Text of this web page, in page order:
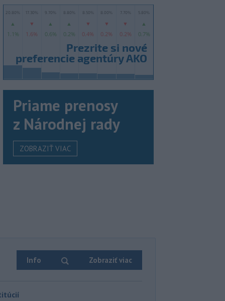
Priame prenosy
z Národnej rady
ZOBRAZIŤ VIAC
Info Zobraziť viac